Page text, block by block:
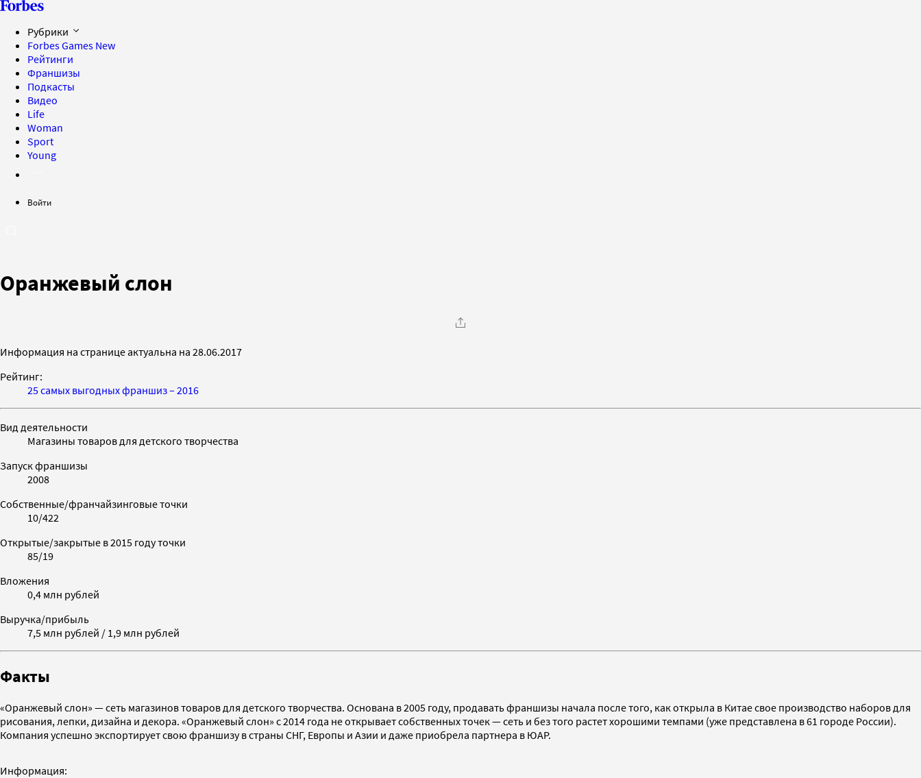
Рубрики
Forbes Games New
Рейтинги
Франшизы
Подкасты
Видео
Life
Woman
Sport
Young
Войти
Оранжевый слон
Информация на странице актуальна на 28.06.2017
Рейтинг:
25 самых выгодных франшиз – 2016
Вид деятельности
Магазины товаров для детского творчества
Запуск франшизы
2008
Собственные/франчайзинговые точки
10/422
Открытые/закрытые в 2015 году точки
85/19
Вложения
0,4 млн рублей
Выручка/прибыль
7,5 млн рублей / 1,9 млн рублей
Факты
«Оранжевый слон» — сеть магазинов товаров для детского творчества. Основана в 2005 году, продавать франшизы начала после того, как открыла в Китае свое производство наборов для
рисования, лепки, дизайна и декора. «Оранжевый слон» с 2014 года не открывает собственных точек — сеть и без того растет хорошими темпами (уже представлена в 61 городе России).
Компания успешно экспортирует свою франшизу в страны СНГ, Европы и Азии и даже приобрела партнера в ЮАР.
Информация: